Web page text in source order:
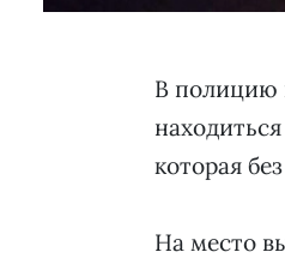
В полицию
которая
На место